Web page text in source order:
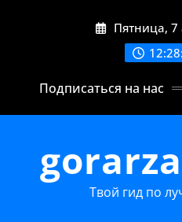
Пятница, 7
Подписаться на нас
Твой гид по